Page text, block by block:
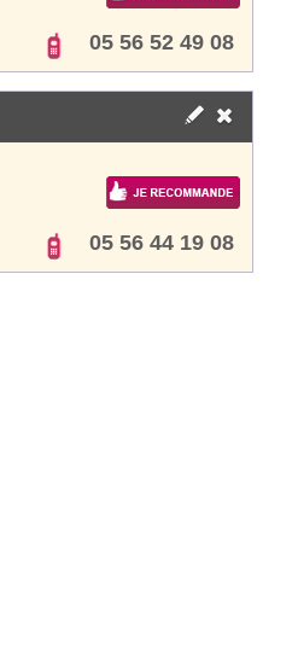
05 56 52 49 08
05 56 44 19 08